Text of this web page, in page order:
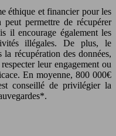
peut permettre de récupérer
il encourage également les
illégales. De plus, le
la récupération des données,
leur engagement ou
En moyenne, 800 000€
conseillé de privilégier la